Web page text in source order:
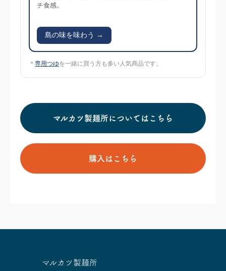
チ食感。
島の味を味わう →
＊ 専用つゆを一緒に買う方も多い人気商品です。
マルカツ製麺所についてはこちら
購入はこちら
マルカツ製麺所